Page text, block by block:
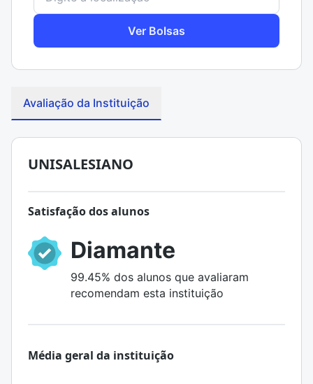
Ver Bolsas
Avaliação da Instituição
UNISALESIANO
Satisfação dos alunos
Diamante
99.45% dos alunos que avaliaram
recomendam esta instituição
Média geral da instituição